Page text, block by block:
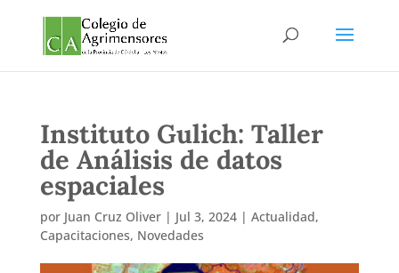
Instituto Gulich: Taller
de Análisis de datos
espaciales
por Juan Cruz Oliver| Jul 3, 2024| Actualidad,
Capacitaciones, Novedades